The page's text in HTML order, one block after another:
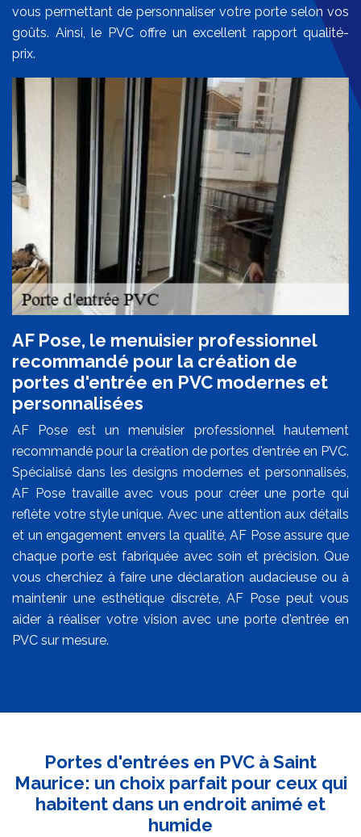
vous permettant de personnaliser votre porte selon vos
goûts. Ainsi, le PVC offre un excellent rapport qualité-
prix.
AF Pose, le menuisier professionnel
recommandé pour la création de
portes d'entrée en PVC modernes et
personnalisées
AF Pose est un menuisier professionnel hautement
recommandé pour la création de portes d'entrée en PVC.
Spécialisé dans les designs modernes et personnalisés,
AF Pose travaille avec vous pour créer une porte qui
reflète votre style unique. Avec une attention aux détails
et un engagement envers la qualité, AF Pose assure que
chaque porte est fabriquée avec soin et précision. Que
vous cherchiez à faire une déclaration audacieuse ou à
maintenir une esthétique discrète, AF Pose peut vous
aider à réaliser votre vision avec une porte d'entrée en
PVC sur mesure.
Portes d'entrées en PVC à Saint
Maurice: un choix parfait pour ceux qui
habitent dans un endroit animé et
humide